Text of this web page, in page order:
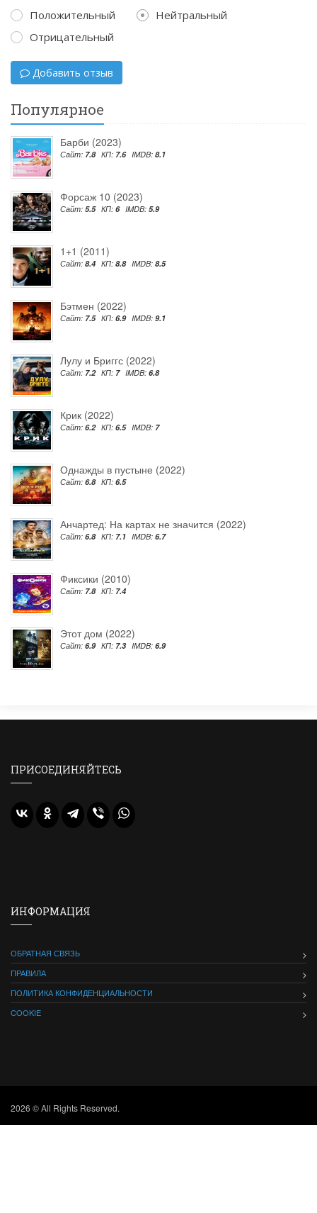
Положительный
Нейтральный
Отрицательный
Добавить отзыв
Популярное
Барби (2023)
Сайт: 7.8 КП: 7.6 IMDB: 8.1
Форсаж 10 (2023)
Сайт: 5.5 КП: 6 IMDB: 5.9
1+1 (2011)
Сайт: 8.4 КП: 8.8 IMDB: 8.5
Бэтмен (2022)
Сайт: 7.5 КП: 6.9 IMDB: 9.1
Лулу и Бриггс (2022)
Сайт: 7.2 КП: 7 IMDB: 6.8
Крик (2022)
Сайт: 6.2 КП: 6.5 IMDB: 7
Однажды в пустыне (2022)
Сайт: 6.8 КП: 6.5
Анчартед: На картах не значится (2022)
Сайт: 6.8 КП: 7.1 IMDB: 6.7
Фиксики (2010)
Сайт: 7.8 КП: 7.4
Этот дом (2022)
Сайт: 6.9 КП: 7.3 IMDB: 6.9
ПРИСОЕДИНЯЙТЕСЬ
ИНФОРМАЦИЯ
ОБРАТНАЯ СВЯЗЬ
ПРАВИЛА
ПОЛИТИКА КОНФИДЕНЦИАЛЬНОСТИ
COOKIE
2026 © All Rights Reserved.